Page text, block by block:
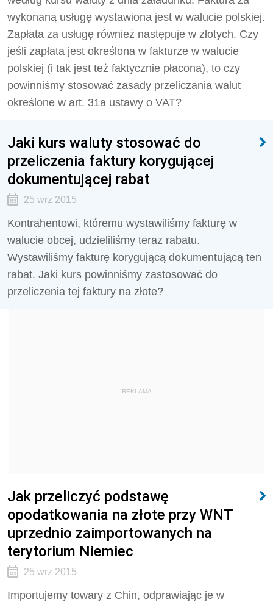
wykonaną usługę wystawiona jest w walucie polskiej.
Zapłata za usługę również następuje w złotych. Czy
jeśli zapłata jest określona w fakturze w walucie
polskiej (i tak jest też faktycznie płacona), to czy
powinniśmy stosować zasady przeliczania walut
określone w art. 31a ustawy o VAT?
Jaki kurs waluty stosować do
przeliczenia faktury korygującej
dokumentującej rabat
25 wrz 2015
Kontrahentowi, któremu wystawiliśmy fakturę w
walucie obcej, udzieliliśmy teraz rabatu.
Wystawiliśmy fakturę korygującą dokumentującą ten
rabat. Jaki kurs powinniśmy zastosować do
przeliczenia tej faktury na złote?
REKLAMA
Jak przeliczyć podstawę
opodatkowania na złote przy WNT
uprzednio zaimportowanych na
terytorium Niemiec
25 wrz 2015
Importujemy towary z Chin, odprawiając je w